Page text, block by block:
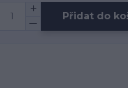
Přidat do